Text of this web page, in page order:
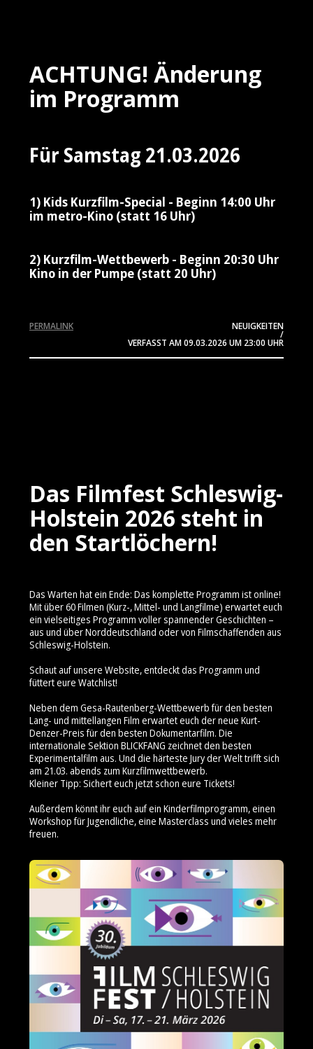
ACHTUNG! Änderung
im Programm
Für Samstag 21.03.2026
1) Kids Kurzfilm-Special - Beginn 14:00 Uhr
im metro-Kino (statt 16 Uhr)
2) Kurzfilm-Wettbewerb - Beginn 20:30 Uhr
Kino in der Pumpe (statt 20 Uhr)
NEUIGKEITEN
/
VERFASST AM09.03.2026 UM 23:00 UHR
PERMALINK
Das Filmfest Schleswig-
Holstein 2026 steht in
den Startlöchern!
Das Warten hat ein Ende: Das komplette Programm ist online!
Mit über 60 Filmen (Kurz-, Mittel- und Langfilme) erwartet euch
ein vielseitiges Programm voller spannender Geschichten –
aus und über Norddeutschland oder von Filmschaffenden aus
Schleswig-Holstein.
Schaut auf unsere Website, entdeckt das Programm und
füttert eure Watchlist!
Neben dem Gesa-Rautenberg-Wettbewerb für den besten
Lang- und mittellangen Film erwartet euch der neue Kurt-
Denzer-Preis für den besten Dokumentarfilm. Die
internationale Sektion BLICKFANG zeichnet den besten
Experimentalfilm aus. Und die härteste Jury der Welt trifft sich
am 21.03. abends zum Kurzfilmwettbewerb.
Kleiner Tipp: Sichert euch jetzt schon eure Tickets!
Außerdem könnt ihr euch auf ein Kinderfilmprogramm, einen
Workshop für Jugendliche, eine Masterclass und vieles mehr
freuen.